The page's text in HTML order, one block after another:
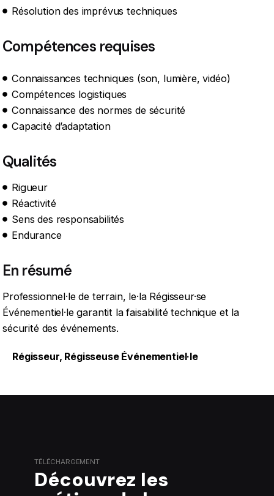
Résolution des imprévus techniques
Compétences requises
Connaissances techniques (son, lumière, vidéo)
Compétences logistiques
Connaissance des normes de sécurité
Capacité d’adaptation
Qualités
Rigueur
Réactivité
Sens des responsabilités
Endurance
En résumé
Professionnel·le de terrain, le·la Régisseur·se
Événementiel·le garantit la faisabilité technique et la
sécurité des événements.
Régisseur, Régisseuse Événementiel·le
TÉLÉCHARGEMENT
Découvrez les